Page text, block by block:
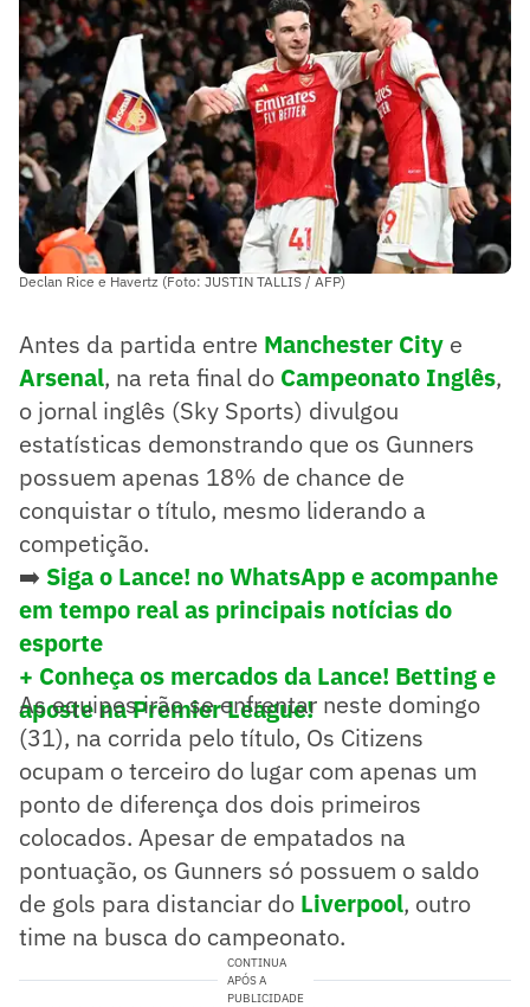
Declan Rice e Havertz (Foto: JUSTIN TALLIS / AFP)
Antes da partida entre Manchester City e
Arsenal, na reta final do Campeonato Inglês,
o jornal inglês (Sky Sports) divulgou
estatísticas demonstrando que os Gunners
possuem apenas 18% de chance de
conquistar o título, mesmo liderando a
competição.
➡️ Siga o Lance! no WhatsApp e acompanhe
em tempo real as principais notícias do
esporte
+ Conheça os mercados da Lance! Betting e
aposte na Premier League!
As equipes irão se enfrentar neste domingo
(31), na corrida pelo título, Os Citizens
ocupam o terceiro do lugar com apenas um
ponto de diferença dos dois primeiros
colocados. Apesar de empatados na
pontuação, os Gunners só possuem o saldo
de gols para distanciar do Liverpool, outro
time na busca do campeonato.
CONTINUA
APÓS A
PUBLICIDADE